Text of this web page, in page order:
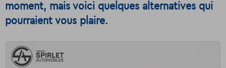
moment, mais voici quelques alternatives qui
pourraient vous plaire.